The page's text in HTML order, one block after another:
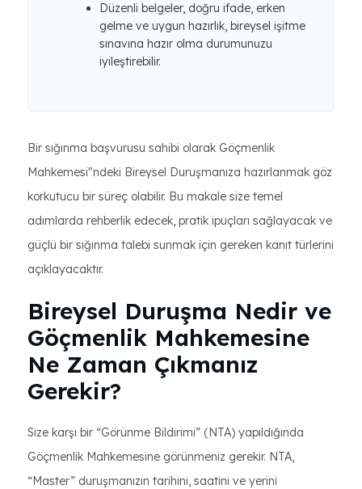
Düzenli belgeler, doğru ifade, erken
gelme ve uygun hazırlık, bireysel işitme
sınavına hazır olma durumunuzu
iyileştirebilir.
Bir sığınma başvurusu sahibi olarak Göçmenlik
Mahkemesi"ndeki Bireysel Duruşmanıza hazırlanmak göz
korkutucu bir süreç olabilir. Bu makale size temel
adımlarda rehberlik edecek, pratik ipuçları sağlayacak ve
güçlü bir sığınma talebi sunmak için gereken kanıt türlerini
açıklayacaktır.
Bireysel Duruşma Nedir ve
Göçmenlik Mahkemesine
Ne Zaman Çıkmanız
Gerekir?
Size karşı bir “Görünme Bildirimi” (NTA) yapıldığında
Göçmenlik Mahkemesine görünmeniz gerekir. NTA,
“Master” duruşmanızın tarihini, saatini ve yerini